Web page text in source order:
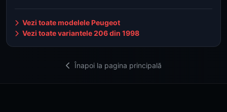
Vezi toate modelele Peugeot
Vezi toate variantele 206 din 1998
Înapoi la pagina principală